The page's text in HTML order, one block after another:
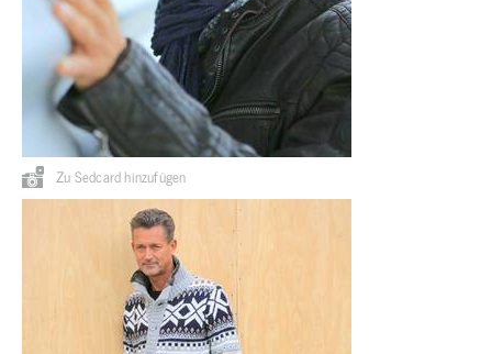
Zu Sedcard hinzufügen